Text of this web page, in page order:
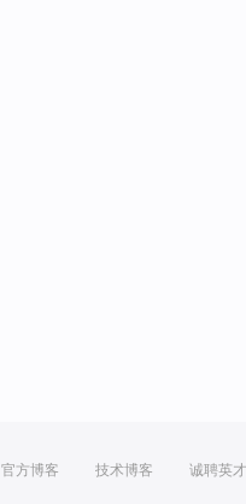
官方博客 技术博客 诚聘英才